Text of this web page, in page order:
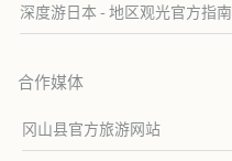
深度游日本 - 地区观光官方指南
合作媒体
冈山县官方旅游网站